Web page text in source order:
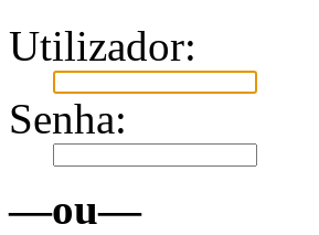
Utilizador:
Senha:
—ou—